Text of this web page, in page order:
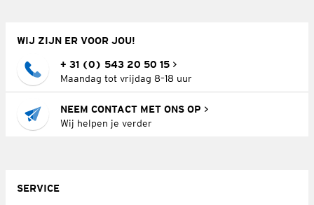
WIJ ZIJN ER VOOR JOU!
+ 31 (0) 543 20 50 15
Maandag tot vrijdag 8–18 uur
NEEM CONTACT MET ONS OP
Wij helpen je verder
SERVICE